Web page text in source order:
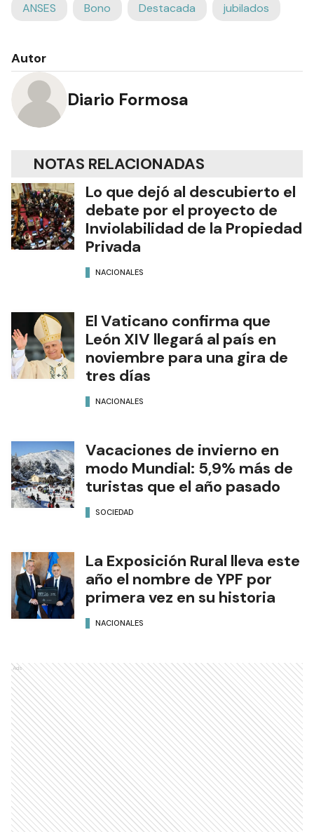
ANSES Bono Destacada jubilados
Autor
Diario Formosa
NOTAS RELACIONADAS
Lo que dejó al descubierto el
debate por el proyecto de
Inviolabilidad de la Propiedad
Privada
NACIONALES
El Vaticano confirma que
León XIV llegará al país en
noviembre para una gira de
tres días
NACIONALES
Vacaciones de invierno en
modo Mundial: 5,9% más de
turistas que el año pasado
SOCIEDAD
La Exposición Rural lleva este
año el nombre de YPF por
primera vez en su historia
NACIONALES
Ads